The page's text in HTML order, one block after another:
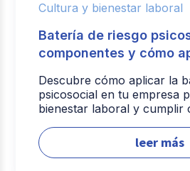
Cultura y bienestar laboral
Batería de riesgo
componentes y cómo
Descubre cómo aplicar la
psicosocial en tu empresa
bienestar laboral y cumplir
leer más